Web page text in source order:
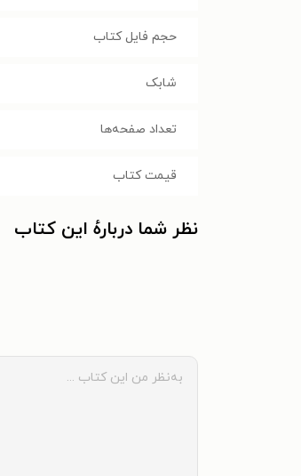
حجم فایل کتاب
شابک
تعداد صفحه‌ها
قیمت کتاب
نظر شما دربارهٔ این کتاب